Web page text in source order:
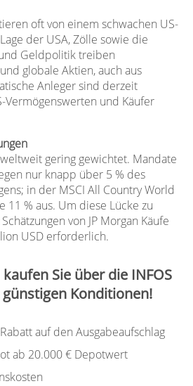
oft von einem schwachen US-
der USA, Zölle sowie die
Geldpolitik treiben
globale Aktien, auch aus
Anleger sind derzeit
Vermögenswerten und Käufer
gering gewichtet. Mandate
nur knapp über 5 % des
in der MSCI All Country World
11 % aus. Um diese Lücke zu
von JP Morgan Käufe
USD erforderlich.
Sie über die INFOS
Konditionen!
auf den Ausgabeaufschlag
ab 20.000 € Depotwert